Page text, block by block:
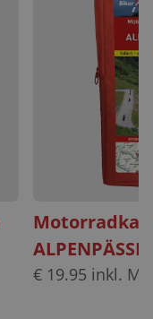
€ 19.95 inkl.